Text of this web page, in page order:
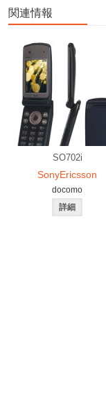
関連情報
SO702i
SonyEricsson
docomo